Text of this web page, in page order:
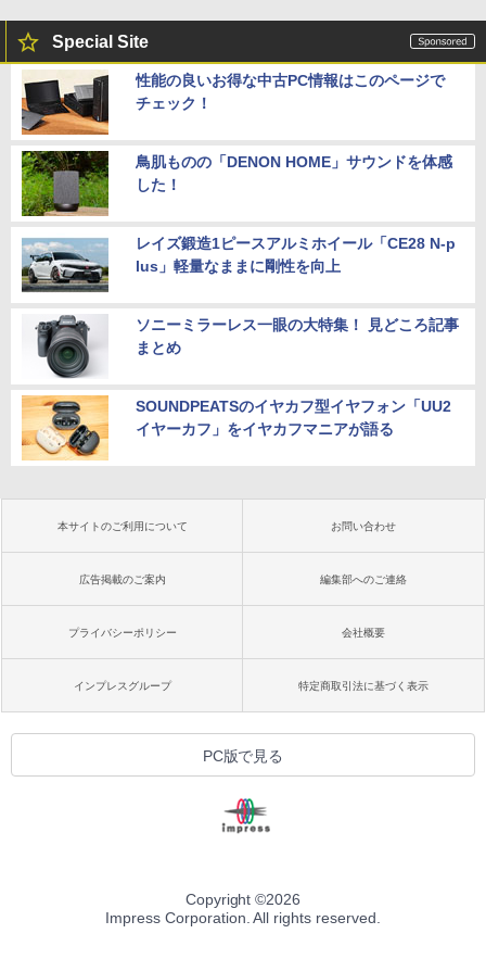
Special Site
性能の良いお得な中古PC情報はこのページで
チェック！
鳥肌ものの「DENON HOME」サウンドを体感
した！
レイズ鍛造1ピースアルミホイール「CE28 N-p
lus」軽量なままに剛性を向上
ソニーミラーレス一眼の大特集！ 見どころ記事
まとめ
SOUNDPEATSのイヤカフ型イヤフォン「UU2
イヤーカフ」をイヤカフマニアが語る
本サイトのご利用について お問い合わせ
広告掲載のご案内 編集部へのご連絡
プライバシーポリシー 会社概要
インプレスグループ 特定商取引法に基づく表示
PC版で見る
Copyright ©2026
Impress Corporation. All rights reserved.